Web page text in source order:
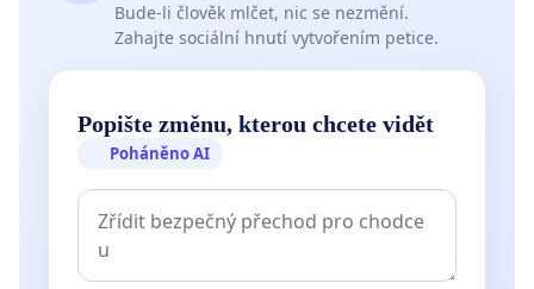
Bude-li člověk mlčet, nic se nezmění.
Zahajte sociální hnutí vytvořením petice.
Popište změnu, kterou chcete vidět
Poháněno AI